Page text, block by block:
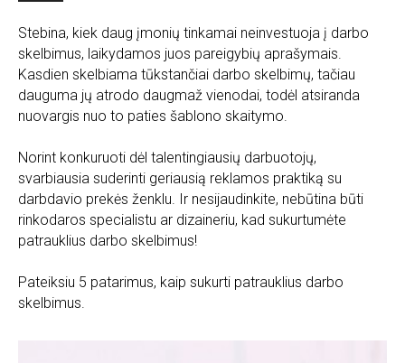
Stebina, kiek daug įmonių tinkamai neinvestuoja į darbo
skelbimus, laikydamos juos pareigybių aprašymais.
Kasdien skelbiama tūkstančiai darbo skelbimų, tačiau
dauguma jų atrodo daugmaž vienodai, todėl atsiranda
nuovargis nuo to paties šablono skaitymo.
Norint konkuruoti dėl talentingiausių darbuotojų,
svarbiausia suderinti geriausią reklamos praktiką su
darbdavio prekės ženklu. Ir nesijaudinkite, nebūtina būti
rinkodaros specialistu ar dizaineriu, kad sukurtumėte
patrauklius darbo skelbimus!
Pateiksiu 5 patarimus, kaip sukurti patrauklius darbo
skelbimus.